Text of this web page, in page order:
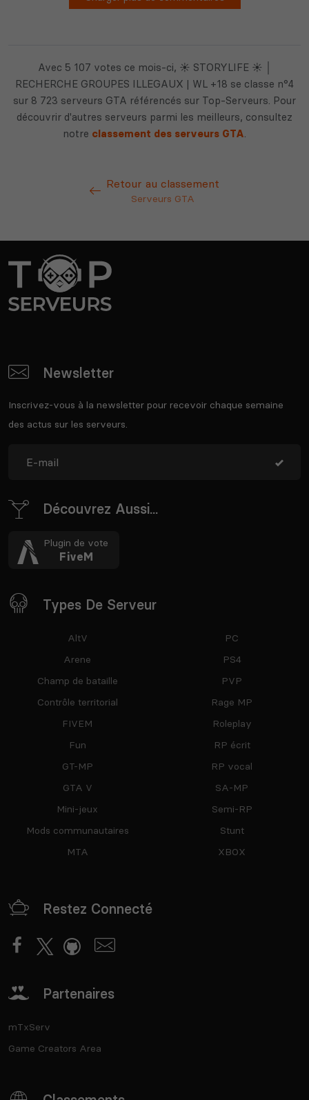
Avec 5 107 votes ce mois-ci, ☀️ STORYLIFE ☀️ │
RECHERCHE GROUPES ILLEGAUX | WL +18 se classe n°4
sur 8 723 serveurs GTA référencés sur Top-Serveurs. Pour
découvrir d'autres serveurs parmi les meilleurs, consultez
notre classement des serveurs GTA.
Retour au classement
Serveurs GTA
Newsletter
Inscrivez-vous à la newsletter pour recevoir chaque semaine
des actus sur les serveurs.
Découvrez Aussi...
Plugin de vote
FiveM
Types De Serveur
AltV
Arene
Champ de bataille
Contrôle territorial
FIVEM
Fun
GT-MP
GTA V
Mini-jeux
Mods communautaires
MTA
PC
PS4
PVP
Rage MP
Roleplay
RP écrit
RP vocal
SA-MP
Semi-RP
Stunt
XBOX
Restez Connecté
Partenaires
mTxServ
Game Creators Area